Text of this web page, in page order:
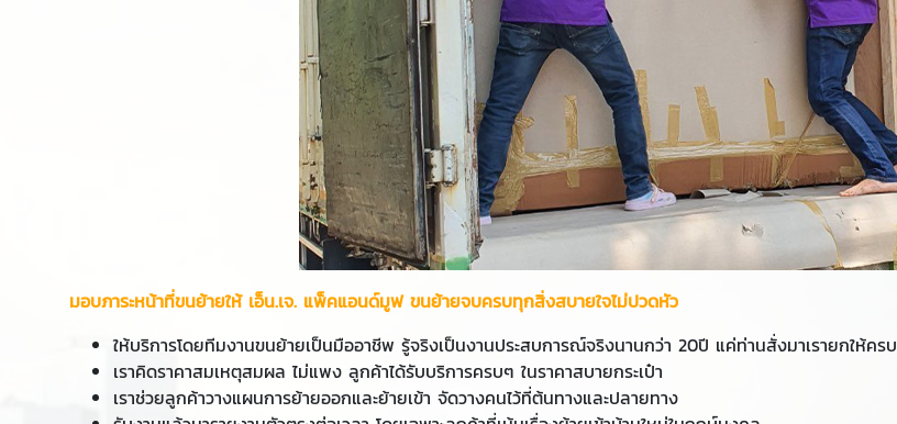
มอบภาระหน้าที่ขนย้ายให้ เอ็น.เจ. แพ็คแอนด์มูฟ ขนย้ายจบครบทุกสิ่งสบายใจไม่ปวดหัว
ให้บริการโดยทีมงานขนย้ายเป็นมืออาชีพ รู้จริงเป็นงานประสบการณ์จริงนานกว่า 20ปี แค่ท่านสั่งมาเรายกให้ครบ
เราคิดราคาสมเหตุสมผล ไม่แพง ลูกค้าได้รับบริการครบๆ ในราคาสบายกระเป๋า
เราช่วยลูกค้าวางแผนการย้ายออกและย้ายเข้า จัดวางคนไว้ที่ต้นทางและปลายทาง